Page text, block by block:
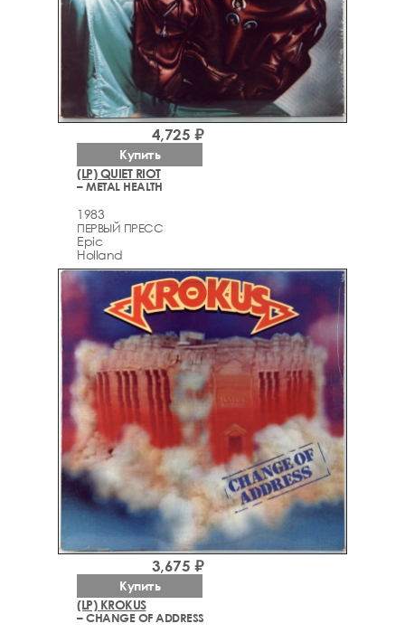
(LP) QUIET RIOT
– METAL HEALTH
1983
ПЕРВЫЙ ПРЕСС
Epic
Holland
4,725 ₽
Купить
(LP) KROKUS
– CHANGE OF ADDRESS
3,675 ₽
Купить